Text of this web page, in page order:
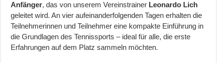
Anfänger, das von unserem Vereinstrainer Leonardo Lich
geleitet wird. An vier aufeinanderfolgenden Tagen erhalten die
Teilnehmerinnen und Teilnehmer eine kompakte Einführung in
die Grundlagen des Tennissports – ideal für alle, die erste
Erfahrungen auf dem Platz sammeln möchten.